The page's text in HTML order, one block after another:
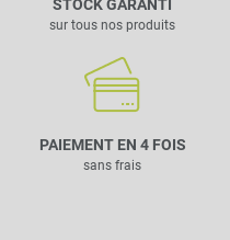
STOCK GARANTI
sur tous nos produits
PAIEMENT EN 4 FOIS
sans frais